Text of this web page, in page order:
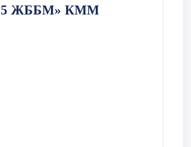
ақылды тот
ЖББМ» КММ